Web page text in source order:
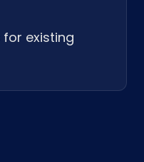
existing